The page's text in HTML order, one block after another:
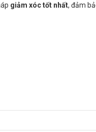
giảm xóc tốt nhất, đảm